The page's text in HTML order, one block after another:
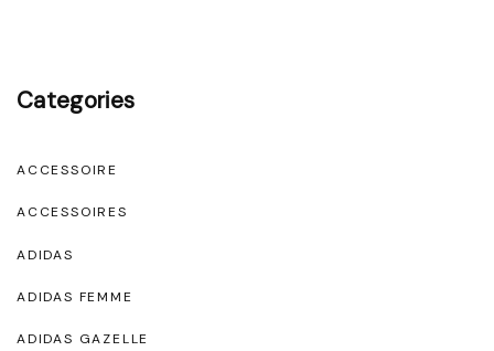
Categories
ACCESSOIRE
ACCESSOIRES
ADIDAS
ADIDAS FEMME
ADIDAS GAZELLE